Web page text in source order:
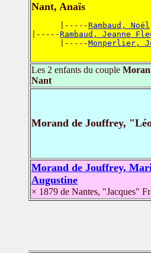
Nant, Anaïs
      |-----
Rambaud, Noël
|-----Rambaud, Jeanne
      |-----
Monperlier,
Les 2 enfants du couple
Nant
Morand de Jouffrey,
Morand de Jouffrey,
Augustine
× 1879 de Nantes, "Jacques"